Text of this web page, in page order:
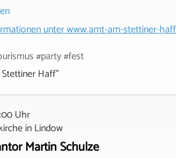
unterwww.amt-am-stettiner-
#party #fest
Haff"
Uhr
inLindow
Martin Schulze